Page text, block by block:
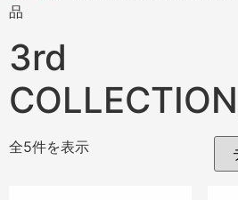
品
3rd
全5件を表示